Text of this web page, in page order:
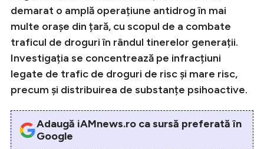
demarat o amplă operațiune antidrog în mai
multe orașe din țară, cu scopul de a combate
traficul de droguri în rândul tinerelor generații.
Investigația se concentrează pe infracțiuni
legate de trafic de droguri de risc și mare risc,
precum și distribuirea de substanțe psihoactive.
Adaugă iAMnews.ro ca sursă preferată în
Google